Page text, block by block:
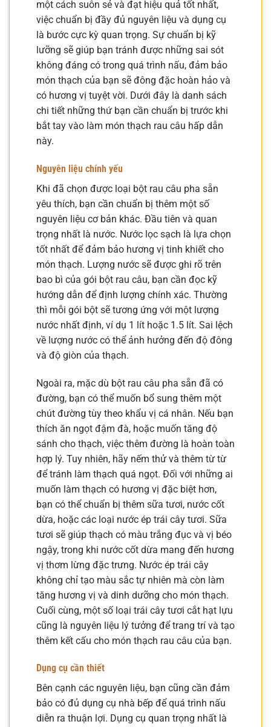
một cách suôn sẻ và đạt hiệu quả tốt nhất,
việc chuẩn bị đầy đủ nguyên liệu và dụng cụ
là bước cực kỳ quan trọng. Sự chuẩn bị kỹ
lưỡng sẽ giúp bạn tránh được những sai sót
không đáng có trong quá trình nấu, đảm bảo
món thạch của bạn sẽ đông đặc hoàn hảo và
có hương vị tuyệt vời. Dưới đây là danh sách
chi tiết những thứ bạn cần chuẩn bị trước khi
bắt tay vào làm món thạch rau câu hấp dẫn
này.
Nguyên liệu chính yếu
Khi đã chọn được loại bột rau câu pha sẵn
yêu thích, bạn cần chuẩn bị thêm một số
nguyên liệu cơ bản khác. Đầu tiên và quan
trọng nhất là nước. Nước lọc sạch là lựa chọn
tốt nhất để đảm bảo hương vị tinh khiết cho
món thạch. Lượng nước sẽ được ghi rõ trên
bao bì của gói bột rau câu, bạn cần đọc kỹ
hướng dẫn để định lượng chính xác. Thường
thì mỗi gói bột sẽ tương ứng với một lượng
nước nhất định, ví dụ 1 lít hoặc 1.5 lít. Sai lệch
về lượng nước có thể ảnh hưởng đến độ đông
và độ giòn của thạch.
Ngoài ra, mặc dù bột rau câu pha sẵn đã có
đường, bạn có thể muốn bổ sung thêm một
chút đường tùy theo khẩu vị cá nhân. Nếu bạn
thích ăn ngọt đậm đà, hoặc muốn tăng độ
sánh cho thạch, việc thêm đường là hoàn toàn
hợp lý. Tuy nhiên, hãy nếm thử và thêm từ từ
để tránh làm thạch quá ngọt. Đối với những ai
muốn làm thạch có hương vị đặc biệt hơn,
bạn có thể chuẩn bị thêm sữa tươi, nước cốt
dừa, hoặc các loại nước ép trái cây tươi. Sữa
tươi sẽ giúp thạch có màu trắng đục và vị béo
ngậy, trong khi nước cốt dừa mang đến hương
vị thơm lừng đặc trưng. Nước ép trái cây
không chỉ tạo màu sắc tự nhiên mà còn làm
tăng hương vị và dinh dưỡng cho món thạch.
Cuối cùng, một số loại trái cây tươi cắt hạt lựu
cũng là nguyên liệu lý tưởng để trang trí và tạo
thêm kết cấu cho món thạch rau câu của bạn.
Dụng cụ cần thiết
Bên cạnh các nguyên liệu, bạn cũng cần đảm
bảo có đủ dụng cụ nhà bếp để quá trình nấu
diễn ra thuận lợi. Dụng cụ quan trọng nhất là